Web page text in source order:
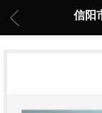
信阳